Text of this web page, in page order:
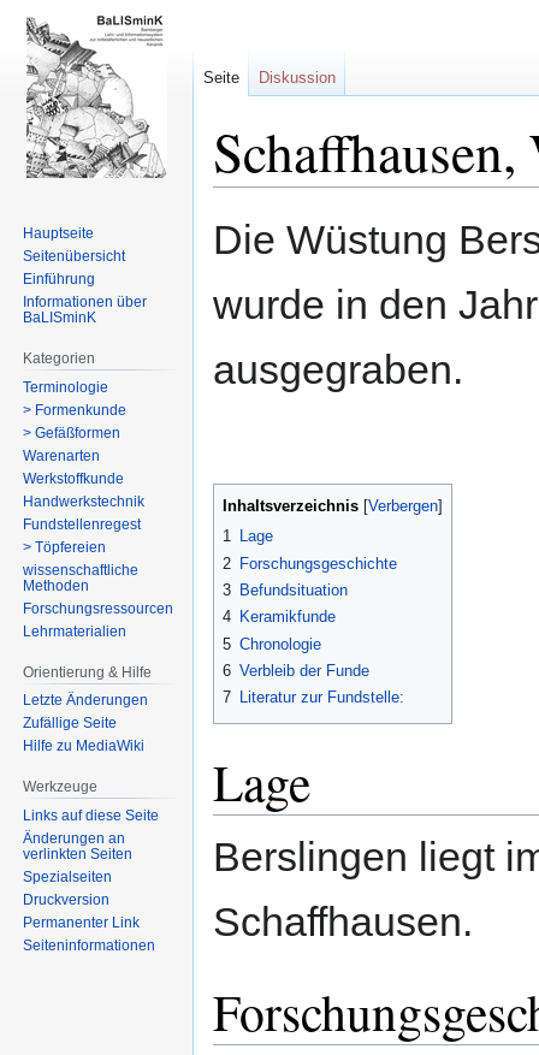
Navigation
Suche
Die Wüstung
wurde in den
ausgegraben.
Inhaltsverzeichnis
1 Lage
2 Forschungsgeschichte
3 Befundsituation
4 Keramikfunde
5 Chronologie
6 Verbleib der Funde
7 Literatur zur Fundstelle:
Lage
Berslingen liegt
Schaffhausen.
Seite Diskussion
Hauptseite
Seitenübersicht
Einführung
Informationen über
BaLISminK
Kategorien
Terminologie
> Formenkunde
> Gefäßformen
Warenarten
Werkstoffkunde
Handwerkstechnik
Fundstellenregest
> Töpfereien
wissenschaftliche
Methoden
Forschungsressourcen
Lehrmaterialien
Orientierung & Hilfe
Letzte Änderungen
Zufällige Seite
Hilfe zu MediaWiki
Werkzeuge
Links auf diese Seite
Änderungen an
verlinkten Seiten
Spezialseiten
Druckversion
Permanenter Link
Seiten­­informationen